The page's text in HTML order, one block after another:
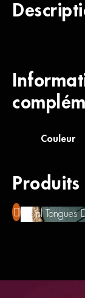
Couleur
Meinl Tongues